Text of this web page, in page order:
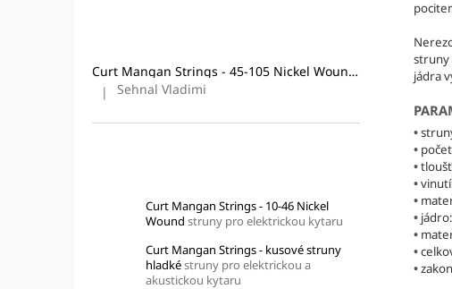
Curt Mangan Strings - 45-105 Nickel Wound (4-String) Bass
Hodnocení produktu je 5 z 5 hvězdiček.
| Sehnal Vladimi
Curt Mangan Strings - 10-46 Nickel
Wound struny pro elektrickou kytaru
Curt Mangan Strings - kusové struny
hladkéstruny pro elektrickou a
akustickou kytaru
struny
jádra
•
•
•
•
•
•
•
•
•